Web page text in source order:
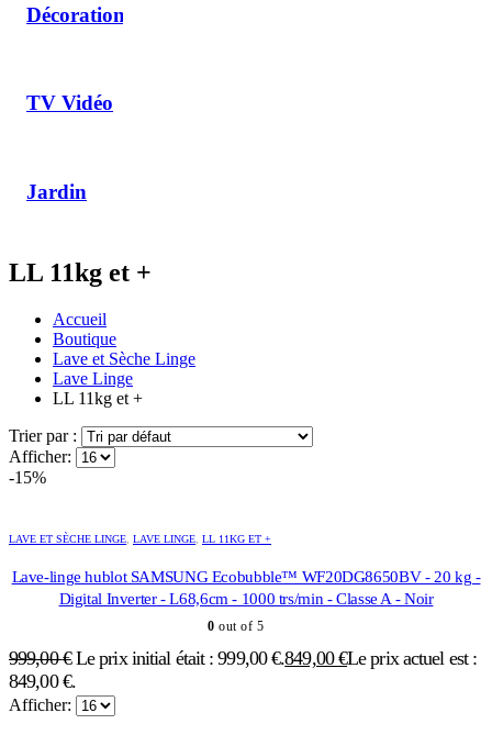
Décoration
TV Vidéo
Jardin
LL 11kg et +
Accueil
Boutique
Lave et Sèche Linge
Lave Linge
LL 11kg et +
Trier par :
Afficher:
-15%
LAVE ET SÈCHE LINGE LAVE LINGE LL 11KG ET +
Lave-linge hublot SAMSUNG Ecobubble™ WF20DG8650BV - 20 kg -
Digital Inverter - L68,6cm - 1000 trs/min - Classe A - Noir
0 out of 5
999,00€ Le prix initial était : 999,00 €.849,00€Le prix actuel est :
849,00 €.
Afficher: